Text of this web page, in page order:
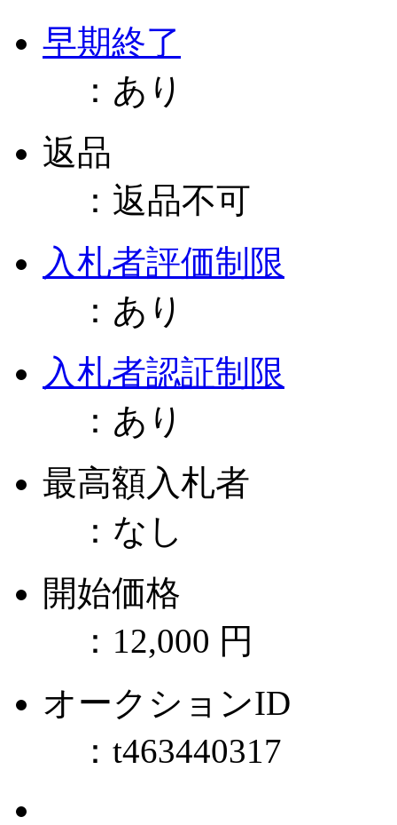
早期終了
： あり
返品
： 返品不可
入札者評価制限
： あり
入札者認証制限
： あり
最高額入札者
： なし
開始価格
： 12,000 円
オークションID
： t463440317